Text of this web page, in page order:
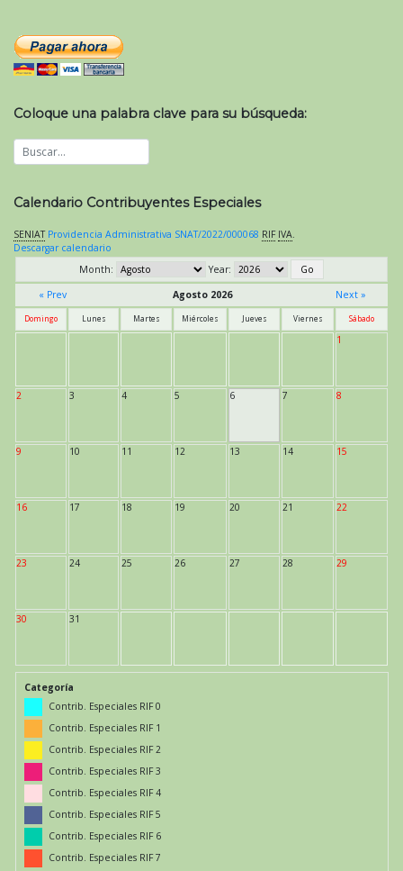
Coloque una palabra clave para su búsqueda:
Calendario Contribuyentes Especiales
SENIAT Providencia Administrativa SNAT/2022/000068 RIF IVA
Descargar calendario
Month:
Year:
« Prev
Agosto 2026 Next »
Domingo Lunes Martes Miércoles Jueves Viernes Sábado
1
2 3 4 5 6 7 8
9 10 11 12 13 14 15
16 17 18 19 20 21 22
23 24 25 26 27 28 29
30 31
Categoría
Contrib. Especiales RIF 0
Contrib. Especiales RIF 1
Contrib. Especiales RIF 2
Contrib. Especiales RIF 3
Contrib. Especiales RIF 4
Contrib. Especiales RIF 5
Contrib. Especiales RIF 6
Contrib. Especiales RIF 7